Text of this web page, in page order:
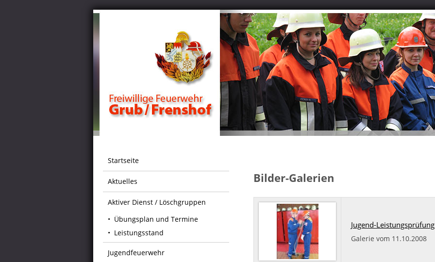
Startseite
Aktuelles
Aktiver Dienst / Löschgruppen
Übungsplan und Termine
Leistungsstand
Jugendfeuerwehr
Bilder-Galerien
Jugend-
Galerie vom 11.10.2008